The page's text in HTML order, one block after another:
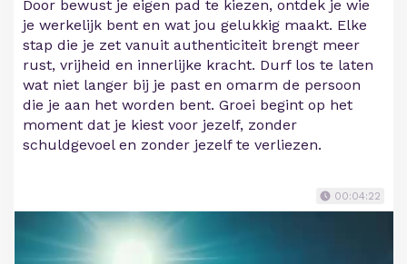
Door bewust je eigen pad te kiezen, ontdek je wie
je werkelijk bent en wat jou gelukkig maakt. Elke
stap die je zet vanuit authenticiteit brengt meer
rust, vrijheid en innerlijke kracht. Durf los te laten
wat niet langer bij je past en omarm de persoon
die je aan het worden bent. Groei begint op het
moment dat je kiest voor jezelf, zonder
schuldgevoel en zonder jezelf te verliezen.
00:04:22